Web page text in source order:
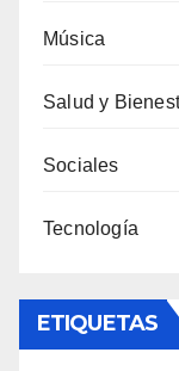
Música
Salud y
Sociales
Tecnología
ETIQUETAS